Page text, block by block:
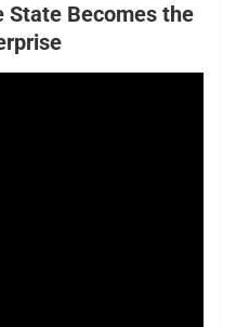
State Becomes the